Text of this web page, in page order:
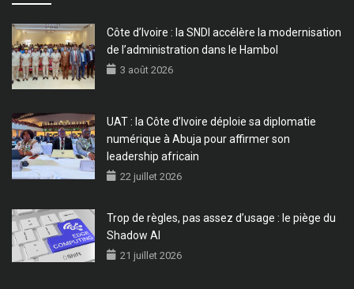
Côte d’Ivoire : la SNDI accélère la modernisation
de l’administration dans le Hambol
3 août 2026
UAT : la Côte d’Ivoire déploie sa diplomatie
numérique à Abuja pour affirmer son
leadership africain
22 juillet 2026
Trop de règles, pas assez d’usage : le piège du
Shadow AI
21 juillet 2026